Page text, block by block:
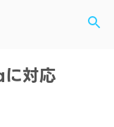
ツに移動
対応